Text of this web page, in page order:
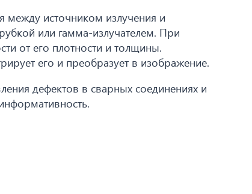
между источником излучения и
или гамма-излучателем. При
от его плотности и толщины.
его и преобразует в изображение.
дефектов в сварных соединениях и